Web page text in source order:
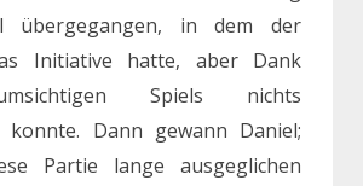
übergegangen, in dem der
Initiative hatte, aber Dank
Spiels nichts
konnte. Dann gewann Daniel;
Partie lange ausgeglichen